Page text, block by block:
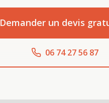
Demander un devis
06 74 27 56 87